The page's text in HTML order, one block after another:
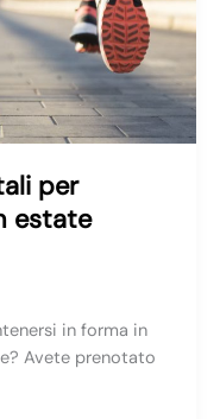
per
estate
in forma in
Avete prenotato